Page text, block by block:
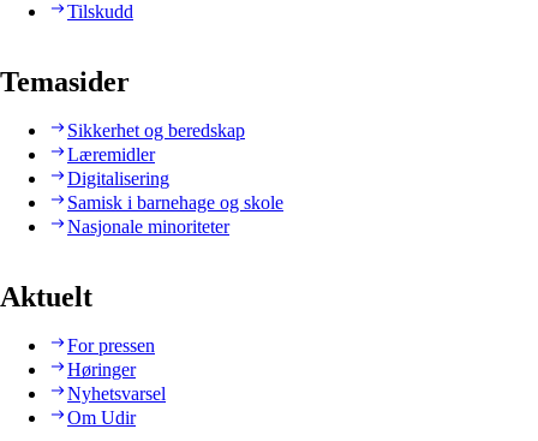
Tilskudd
Temasider
Sikkerhet og beredskap
Læremidler
Digitalisering
Samisk i barnehage og skole
Nasjonale minoriteter
Aktuelt
For pressen
Høringer
Nyhetsvarsel
Om Udir